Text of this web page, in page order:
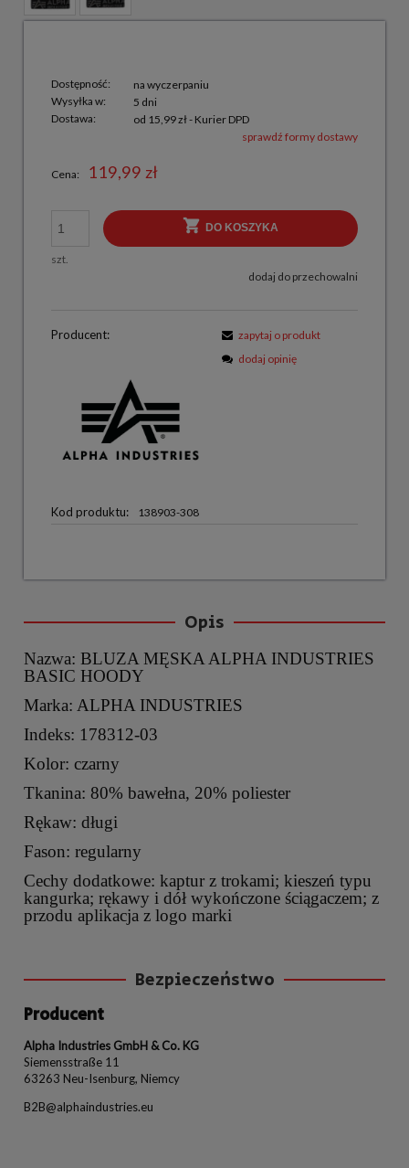
Dostępność:
na wyczerpaniu
Wysyłka w:
5 dni
Dostawa:
od 15,99 zł- Kurier DPD
sprawdź formy dostawy
Cena: 119,99 zł
szt.
DO KOSZYKA
dodaj do przechowalni
Producent:
Kod produktu: 138903-308
zapytaj o produkt
dodaj opinię
Opis
Nazwa: BLUZA MĘSKA ALPHA INDUSTRIES
BASIC HOODY
Marka: ALPHA INDUSTRIES
Indeks: 178312-03
Kolor: czarny
Tkanina: 80% bawełna, 20% poliester
Rękaw: długi
Fason: regularny
Cechy dodatkowe: kaptur z trokami; kieszeń typu
kangurka; rękawy i dół wykończone ściągaczem; z
przodu aplikacja z logo marki
Bezpieczeństwo
Producent
Alpha Industries GmbH & Co. KG
Siemensstraße 11
63263 Neu-Isenburg, Niemcy
B2B@alphaindustries.eu